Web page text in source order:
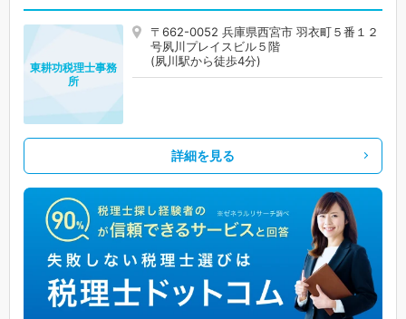
〒662-0052 兵庫県西宮市 羽衣町５番１２
号夙川プレイスビル５階
(夙川駅から徒歩4分)
東耕功税理士事務
所
詳細を見る